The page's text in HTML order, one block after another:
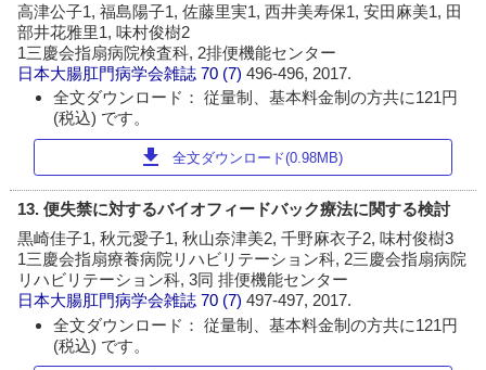
高津公子1, 福島陽子1, 佐藤里実1, 西井美寿保1, 安田麻美1, 田
部井花雅里1, 味村俊樹2
1三慶会指扇病院検査科, 2排便機能センター
日本大腸肛門病学会雑誌 70 (7)496-496, 2017.
全文ダウンロード： 従量制、基本料金制の方共に121円
(税込) です。
download 全文ダウンロード(0.98MB)
13. 便失禁に対するバイオフィードバック療法に関する検討
黒崎佳子1, 秋元愛子1, 秋山奈津美2, 千野麻衣子2, 味村俊樹3
1三慶会指扇療養病院リハビリテーション科, 2三慶会指扇病院
リハビリテーション科, 3同 排便機能センター
日本大腸肛門病学会雑誌 70 (7)497-497, 2017.
全文ダウンロード： 従量制、基本料金制の方共に121円
(税込) です。